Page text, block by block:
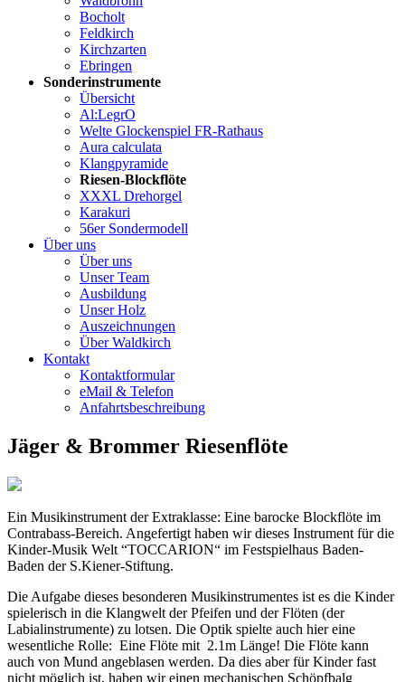
Bocholt
Feldkirch
Kirchzarten
Ebringen
Sonderinstrumente
Übersicht
Al:LegrO
Welte Glockenspiel FR-Rathaus
Aura calculata
Klangpyramide
Riesen-Blockflöte
XXXL Drehorgel
Karakuri
56er Sondermodell
Über uns
Über uns
Unser Team
Ausbildung
Unser Holz
Auszeichnungen
Über Waldkirch
Kontakt
Kontaktformular
eMail & Telefon
Anfahrtsbeschreibung
Jäger & Brommer Riesenflöte
Ein Musikinstrument der Extraklasse: Eine barocke Blockflöte im
Contrabass-Bereich. Angefertigt haben wir dieses Instrument für die
Kinder-Musik Welt “TOCCARION“ im Festspielhaus Baden-
Baden der S.Kiener-Stiftung.
Die Aufgabe dieses besonderen Musikinstrumentes ist es die Kinder
spielerisch in die Klangwelt der Pfeifen und der Flöten (der
Labialinstrumente) zu lotsen. Die Optik spielte auch hier eine
wesentliche Rolle: Eine Flöte mit 2.1m Länge! Die Flöte kann
auch von Mund angeblasen werden. Da dies aber für Kinder fast
nicht möglich ist, haben wir einen mechanischen Schöpfbalg